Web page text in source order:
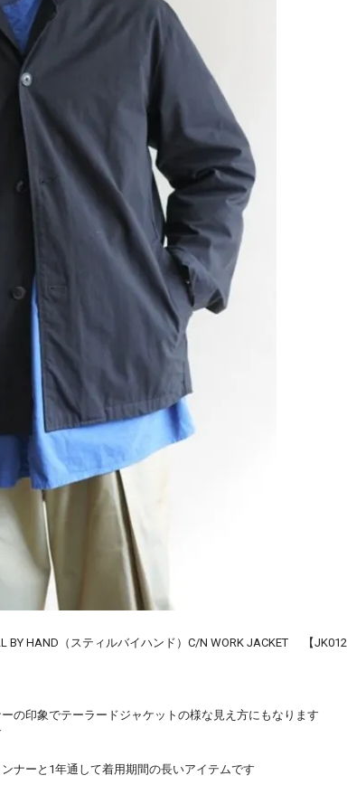
HAND（スティルバイハンド）C/N WORK JACKET 【
の印象でテーラードジャケットの様な見え方にもなります
ーと1年通して着用期間の長いアイテムです